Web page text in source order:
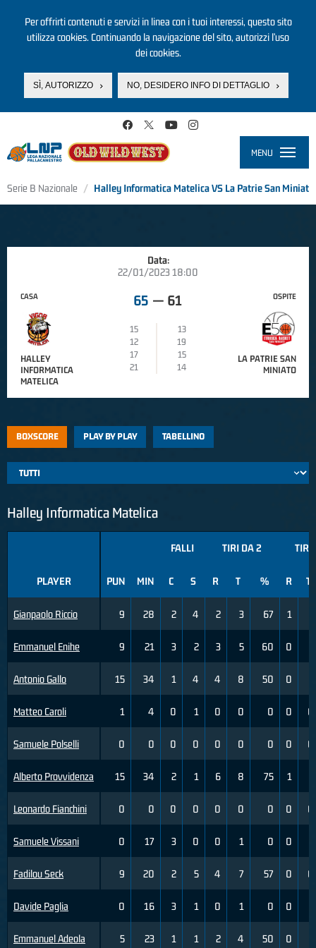
Per offrirti contenuti e servizi in linea con i tuoi interessi, questo sito
utilizza cookies. Continuando la navigazione del sito, autorizzi l’uso
dei cookies.
SÌ, AUTORIZZO NO, DESIDERO INFO DI DETTAGLIO
MENU
Serie B Nazionale Halley Informatica Matelica VS La Patrie San Miniato
Data:
22/01/2023 18:00
CASA
HALLEY
INFORMATICA
MATELICA
65 — 61
15
13
12
19
17
15
21
14
OSPITE
LA PATRIE SAN
MINIATO
BOXSCORE PLAY BY PLAY TABELLINO
Halley Informatica Matelica
PLAYER
Gianpaolo Riccio
Emmanuel Enihe
Antonio Gallo
Matteo Caroli
Samuele Polselli
Alberto Provvidenza
Leonardo Fianchini
Samuele Vissani
Fadilou Seck
Davide Paglia
Emmanuel Adeola
FALLI TIRI DA 2 TIRI
PUN MIN C S R T % R T
9 28 2 4 2 3 67 1
9 21 3 2 3 5 60 0
15 34 1 4 4 8 50 0
1 4 0 1 0 0 0 0 0
0 0 0 0 0 0 0 0 0
15 34 2 1 6 8 75 1
0 0 0 0 0 0 0 0 0
0 17 3 0 0 1 0 0
9 20 2 5 4 7 57 0 0
0 16 3 1 0 1 0 0
5 23 1 1 2 4 50 0